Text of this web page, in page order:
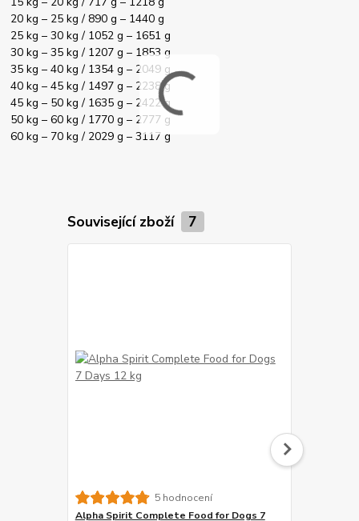
20 kg – 25 kg / 890 g – 1440 g
25 kg – 30 kg / 1052 g – 1651 g
30 kg – 35 kg / 1207 g – 1853 g
35 kg – 40 kg / 1354 g – 2049 g
40 kg – 45 kg / 1497 g – 2238 g
45 kg – 50 kg / 1635 g – 2422 g
50 kg – 60 kg / 1770 g – 2777 g
60 kg – 70 kg / 2029 g – 3117 g
Související zboží 7
5 hodnocení
Alpha Spirit Complete Food for Dogs 7